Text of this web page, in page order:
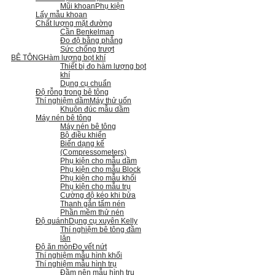
Mũi khoan Phụ kiện
Lấy mẫu khoan
Chất lượng mặt đường
Cần Benkelman
Đo độ bằng phẳng
Sức chống trượt
BÊ TÔNGHàm lượng bọt khí
Thiết bị đo hàm lượng bọt
khí
Dụng cụ chuẩn
Độ rỗng trong bê tông
Thí nghiệm dầmMáy thử uốn
Khuôn đúc mẫu dầm
Máy nén bê tông
Máy nén bê tông
Bộ điều khiển
Biến dạng kế
(Compressometers)
Phụ kiện cho mẫu dầm
Phụ kiện cho mẫu Block
Phụ kiện cho mẫu khối
Phụ kiện cho mẫu trụ
Cường độ kéo khi bửa
Thanh gắn tấm nén
Phần mềm thử nén
Độ quánh Dụng cụ xuyên Kelly
Thí nghiệm bê tông đầm
lăn
Độ ăn mònĐo vết nứt
Thí nghiệm mẫu hình khối
Thí nghiệm mẫu hình trụ
Đầm nện mẫu hình trụ